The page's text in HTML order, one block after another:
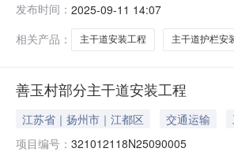
2025-09-1717:00交易面积：--
发布时间： 2025-09-11 14:07
相关产品：
主干道安装工程 主干道护栏安
善玉村部分主干道安装工程
江苏省｜扬州市｜江都区 交通运输
项目编号： 321012118N25090005